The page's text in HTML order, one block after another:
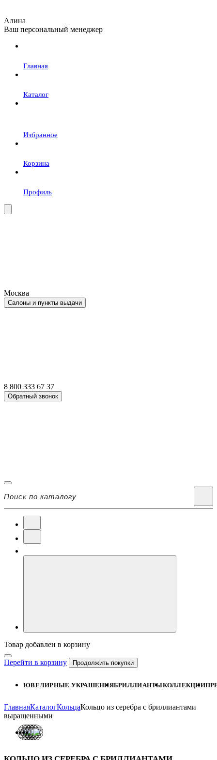
Алина
Ваш персональный менеджер
Главная
Каталог
Избранное
Корзина
Профиль
Москва
Салоны и пункты выдачи
8 800 333 67 37
Обратный звонок
Товар добавлен в корзину
Перейти в корзину Продолжить покупки
ЮВЕЛИРНЫЕ УКРАШЕНИЯБРИЛЛИАНТЫКОЛЛЕКЦИИ
ГлавнаяКаталогКольцаКольцо из серебра с бриллиантами
выращенными